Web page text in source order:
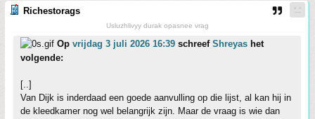
Richestorags
Usluzhlivyy durak opasnee vrag
Op vrijdag 3 juli 2026 16:39 schreef Shreyas het
volgende:
[..]
Van Dijk is inderdaad een goede aanvulling op die lijst, al kan hij in
de kleedkamer nog wel belangrijk zijn. Maar de vraag is wie dan